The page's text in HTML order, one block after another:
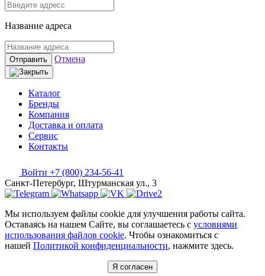
Название адреса
Отправить Отмена
Каталог
Бренды
Компания
Доставка и оплата
Сервис
Контакты
Войти +7 (800) 234-56-41
Санкт-Петербург, Штурманская ул., 3
Мы используем файлы cookie для улучшения работы сайта.
Оставаясь на нашем Сайте, вы соглашаетесь с условиями
использования файлов cookie. Чтобы ознакомиться с
нашей Политикой конфиденциальности, нажмите здесь.
Я согласен